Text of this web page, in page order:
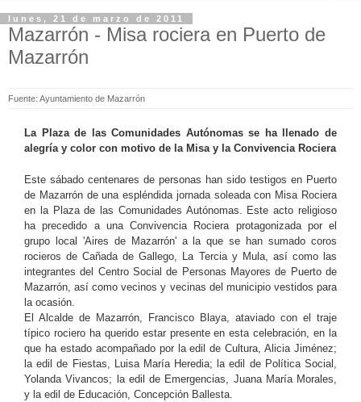
lunes, 21 de marzo de 2011
Mazarrón - Misa rociera en Puerto de
Mazarrón
Fuente: Ayuntamiento de Mazarrón
La Plaza de las Comunidades Autónomas se ha llenado de
alegría y color con motivo de la Misa y la Convivencia Rociera
Este sábado centenares de personas han sido testigos en Puerto
de Mazarrón de una espléndida jornada soleada con Misa Rociera
en la Plaza de las Comunidades Autónomas. Este acto religioso
ha precedido a una Convivencia Rociera protagonizada por el
grupo local 'Aires de Mazarrón' a la que se han sumado coros
rocieros de Cañada de Gallego, La Tercia y Mula, así como las
integrantes del Centro Social de Personas Mayores de Puerto de
Mazarrón, así como vecinos y vecinas del municipio vestidos para
la ocasión.
El Alcalde de Mazarrón, Francisco Blaya, ataviado con el traje
típico rociero ha querido estar presente en esta celebración, en la
que ha estado acompañado por la edil de Cultura, Alicia Jiménez;
la edil de Fiestas, Luisa María Heredia; la edil de Política Social,
Yolanda Vivancos; la edil de Emergencias, Juana María Morales,
y la edil de Educación, Concepción Ballesta.